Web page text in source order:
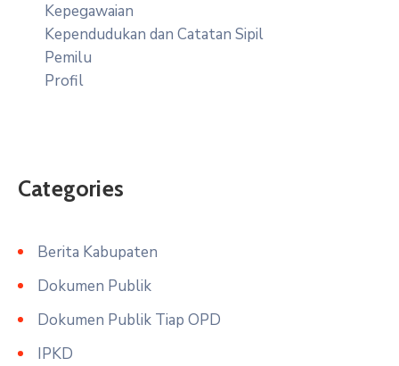
Kepegawaian
Kependudukan dan Catatan Sipil
Pemilu
Profil
Categories
Berita Kabupaten
Dokumen Publik
Dokumen Publik Tiap OPD
IPKD